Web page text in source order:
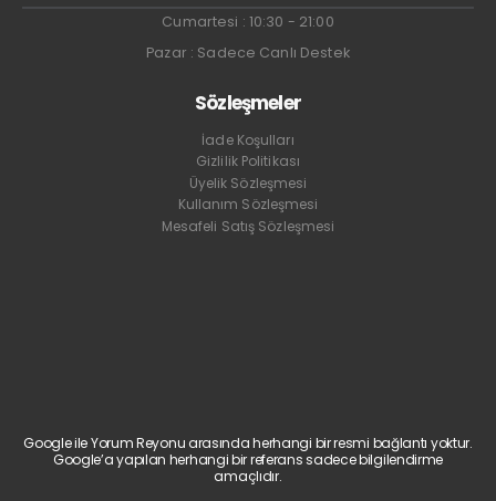
Cumartesi : 10:30 - 21:00
Pazar : Sadece Canlı Destek
Sözleşmeler
İade Koşulları
Gizlilik Politikası
Üyelik Sözleşmesi
Kullanım Sözleşmesi
Mesafeli Satış Sözleşmesi
Google ile Yorum Reyonu arasında herhangi bir resmi bağlantı yoktur.
Google’a yapılan herhangi bir referans sadece bilgilendirme
amaçlıdır.